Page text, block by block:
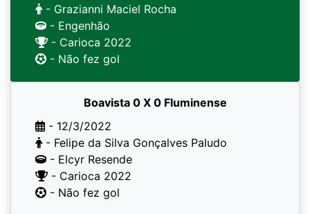
- Grazianni Maciel Rocha
- Engenhão
- Carioca 2022
- Não fez gol
Boavista 0 X 0 Fluminense
- 12/3/2022
- Felipe da Silva Gonçalves Paludo
- Elcyr Resende
- Carioca 2022
- Não fez gol